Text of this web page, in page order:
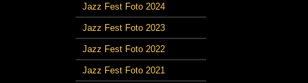
Jazz Fest Foto 2024
Jazz Fest Foto 2023
Jazz Fest Foto 2022
Jazz Fest Foto 2021